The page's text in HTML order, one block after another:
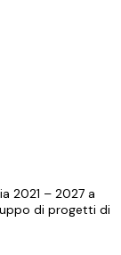
2021 – 2027 a
di progetti di